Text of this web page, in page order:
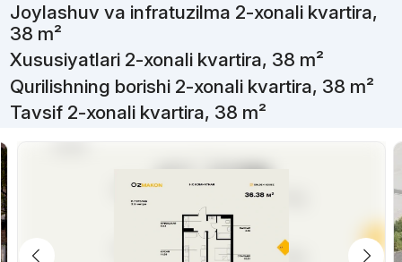
Joylashuv va infratuzilma 2-xonali kvartira,
38 m²
Xususiyatlari 2-xonali kvartira, 38 m²
Qurilishning borishi 2-xonali kvartira, 38 m²
Tavsif 2-xonali kvartira, 38 m²